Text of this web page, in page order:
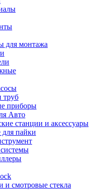
для монтажа
труб
приборы
Авто
станции и аксессуары
пайки
и смотровые стекла